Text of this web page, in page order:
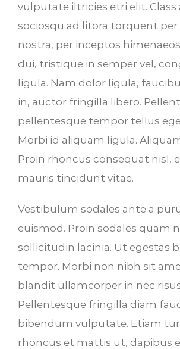
vulputate iltricies etri elit.
sociosqu ad litora torquent per
nostra, per inceptos
dui, tristique in semper vel,
ligula. Nam dolor ligula,
in, auctor fringilla libero.
pellentesque tempor tellus
Morbi id aliquam ligula.
Proin rhoncus consequat nisl,
mauris tincidunt vitae.
Vestibulum sodales ante a
euismod. Proin sodales quam
sollicitudin lacinia. Ut egestas
tempor. Morbi non nibh sit
blandit ullamcorper in nec
Pellentesque fringilla diam
bibendum vulputate. Etiam
rhoncus et mattis ut, dapibus